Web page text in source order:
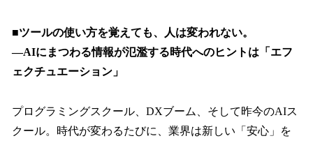
■ツールの使い方を覚えても、人は変われない。
―AIにまつわる情報が氾濫する時代へのヒントは「エフ
ェクチュエーション」
プログラミングスクール、DXブーム、そして昨今のAIス
クール。時代が変わるたびに、業界は新しい「安心」を